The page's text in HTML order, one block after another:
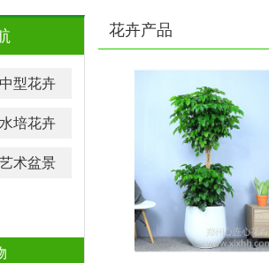
中型花卉
水培花卉
艺术盆景
花卉产品